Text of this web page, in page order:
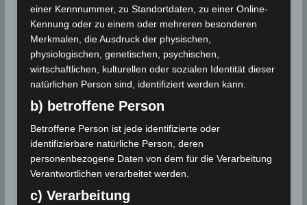
Die Forscher berücksichtigten in ihren Berechnungen
eine ganze Reihe physikalischer Einflussfaktoren, von
der Klimasensitivität auf die Treibhausgasemissionen
über den Wärmetransport im südlichen Ozean bis
Eisschelfen. Insgesamt waren 16
Eisschildmodellierungsgruppen mit 36 Forschenden
aus 27 Instituten an dieser vom PIK koordinierten
Studie beteiligt. Eine ähnliche Studie sechs Jahre
zuvor musste sich noch auf die Ergebnisse von nur
fünf Eisschildmodellen stützen. Diese Entwicklung
einer Kennnummer, zu Standortdaten, zu einer Online-
Kennung oder zu einem oder mehreren besonderen
Merkmalen, die Ausdruck der physischen,
physiologischen, genetischen, psychischen,
wirtschaftlichen, kulturellen oder sozialen Identität dieser
natürlichen Person sind, identifiziert werden kann.
b) betroffene Person
Betroffene Person ist jede identifizierte oder
identifizierbare natürliche Person, deren
personenbezogene Daten von dem für die Verarbeitung
Verantwortlichen verarbeitet werden.
c) Verarbeitung